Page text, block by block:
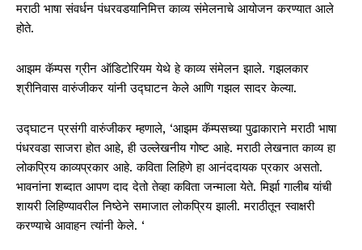
मराठी भाषा संवर्धन पंधरवडयानिमित्त काव्य संमेलनाचे आयोजन करण्यात आले
होते.
आझम कॅम्पस ग्रीन ऑडिटोरियम येथे हे काव्य संमेलन झाले. गझलकार
श्रीनिवास वारुंजीकर यांनी उद्घाटन केले आणि गझल सादर केल्या.
उद्घाटन प्रसंगी वारुंजीकर म्हणाले, ‘आझम कॅम्पसच्या पुढाकाराने मराठी भाषा
पंधरवडा साजरा होत आहे, ही उल्लेखनीय गोष्ट आहे. मराठी लेखनात काव्य हा
लोकप्रिय काव्यप्रकार आहे. कविता लिहिणे हा आनंददायक प्रकार असतो.
भावनांना शब्दात आपण दाद देतो तेव्हा कविता जन्माला येते. मिर्झा गालीब यांची
शायरी लिहिण्यावरील निष्ठेने समाजात लोकप्रिय झाली. मराठीतून स्वाक्षरी
करण्याचे आवाहन त्यांनी केले. ‘